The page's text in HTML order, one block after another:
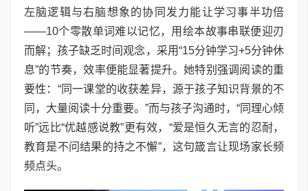
左脑逻辑与右脑想象的协同发力能让学习事半功倍
——10个零散单词难以记忆，用绘本故事串联便迎刃
而解；孩子缺乏时间观念，采用“15分钟学习+5分钟休
息”的节奏，效率便能显著提升。她特别强调阅读的重
要性：“同一课堂的收获差异，源于孩子知识背景的不
同，大量阅读十分重要。”而与孩子沟通时，“同理心倾
听”远比“优越感说教”更有效，“爱是恒久无言的忍耐，
教育是不问结果的持之不懈”，这句箴言让现场家长频
频点头。